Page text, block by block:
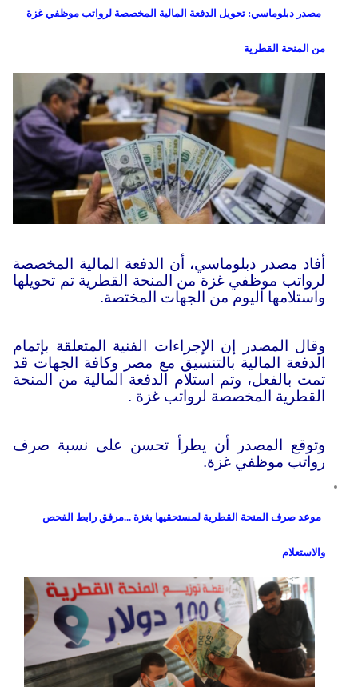
مصدر دبلوماسي: تحويل الدفعة المالية المخصصة لرواتب موظفي غزة
من المنحة القطرية
أفاد مصدر دبلوماسي، أن الدفعة المالية المخصصة
لرواتب موظفي غزة من المنحة القطرية تم تحويلها
واستلامها اليوم من الجهات المختصة.
وقال المصدر إن الإجراءات الفنية المتعلقة بإتمام
الدفعة المالية بالتنسيق مع مصر وكافة الجهات قد
تمت بالفعل، وتم استلام الدفعة المالية من المنحة
القطرية المخصصة لرواتب غزة .
وتوقع المصدر أن يطرأ تحسن على نسبة صرف
رواتب موظفي غزة.
موعد صرف المنحة القطرية لمستحقيها بغزة ...مرفق رابط الفحص
والاستعلام